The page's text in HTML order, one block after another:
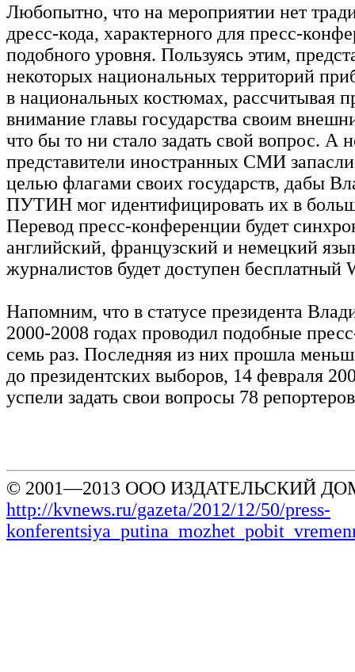
Любопытно, что на мероприятии нет
дресс-кода, характерного для пресс-
подобного уровня. Пользуясь этим,
некоторых национальных территорий
в национальных костюмах, рассчитывая
внимание главы государства своим
что бы то ни стало задать свой вопрос. А
представители иностранных СМИ
целью флагами своих государств, дабы
ПУТИН мог идентифицировать их в
Перевод пресс-конференции будет
английский, французский и немецкий
журналистов будет доступен бесплатный
Напомним, что в статусе президента
2000-2008 годах проводил подобные
семь раз. Последняя из них прошла
до президентских выборов, 14 февраля
успели задать свои вопросы 78
© 2001—2013 ООО ИЗДАТЕЛЬСКИЙ
http://kvnews.ru/gazeta/2012/12/50/press-